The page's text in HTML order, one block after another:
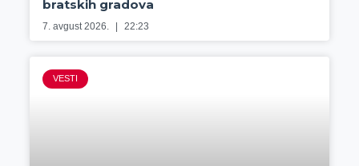
bratskih gradova
7. avgust 2026. 22:23
VESTI